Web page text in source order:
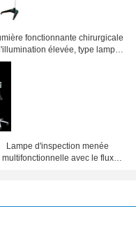
fonctionnante chirurgicale
élevée, type lampe
Lampe d'inspection menée
multifonctionnelle avec le flux